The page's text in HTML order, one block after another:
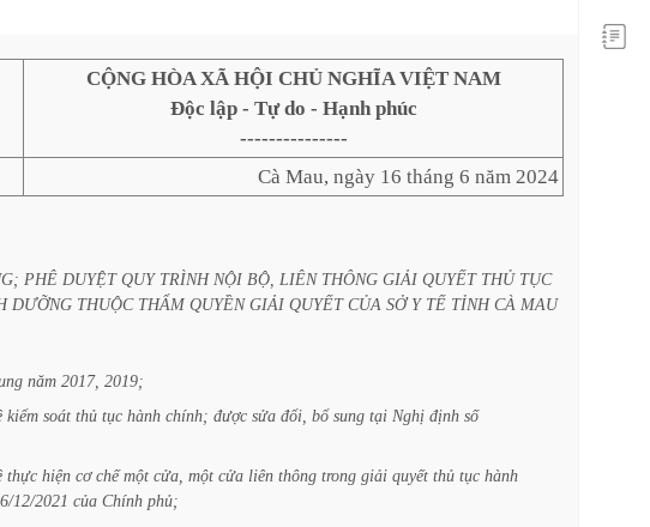
CỘNG HÒA XÃ HỘI CHỦ NGHĨA VIỆT NAM
Độc lập - Tự do - Hạnh phúc
---------------
Cà Mau, ngày 16 tháng 6 năm 2024
PHÊ DUYỆT QUY TRÌNH NỘI BỘ, LIÊN THÔNG GIẢI QUYẾT THỦ TỤC
DƯỠNG THUỘC THẨM QUYỀN GIẢI QUYẾT CỦA SỞ Y TẾ TỈNH CÀ MAU
năm 2017, 2019;
kiểm soát thủ tục hành chính; được sửa đổi, bổ sung tại Nghị định số
thực hiện cơ chế một cửa, một cửa liên thông trong giải quyết thủ tục hành
12/2021 của Chính phủ;